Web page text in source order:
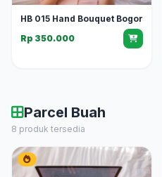
HB 015 Hand Bouquet Bogor
Rp 350.000
Parcel Buah
8 produk tersedia